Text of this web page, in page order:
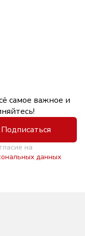
самое важное и
Подписаться
на
данных